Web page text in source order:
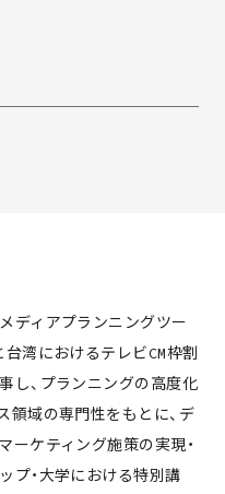
ディアプランニングツー
湾におけるテレビCM枠割
し、プランニングの高度化
領域の専門性をもとに、デ
ーケティング施策の実現・
プ・大学における特別講